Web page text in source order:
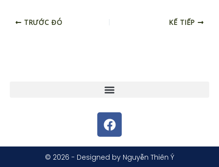
TRƯỚC ĐÓ KẾ TIẾP
F
a
c
e
© 2026 - Designed by Nguyễn Thiên Ý